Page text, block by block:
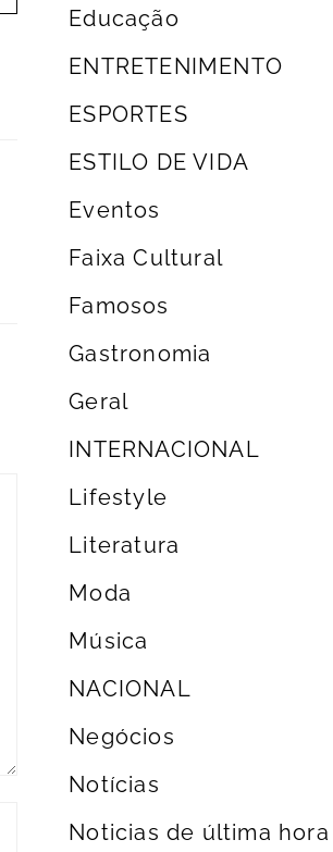
Educação
ENTRETENIMENTO
ESPORTES
ESTILO DE VIDA
Eventos
Faixa Cultural
Famosos
Gastronomia
Geral
INTERNACIONAL
Lifestyle
Literatura
Moda
Música
NACIONAL
Negócios
Notícias
Noticias de última hora